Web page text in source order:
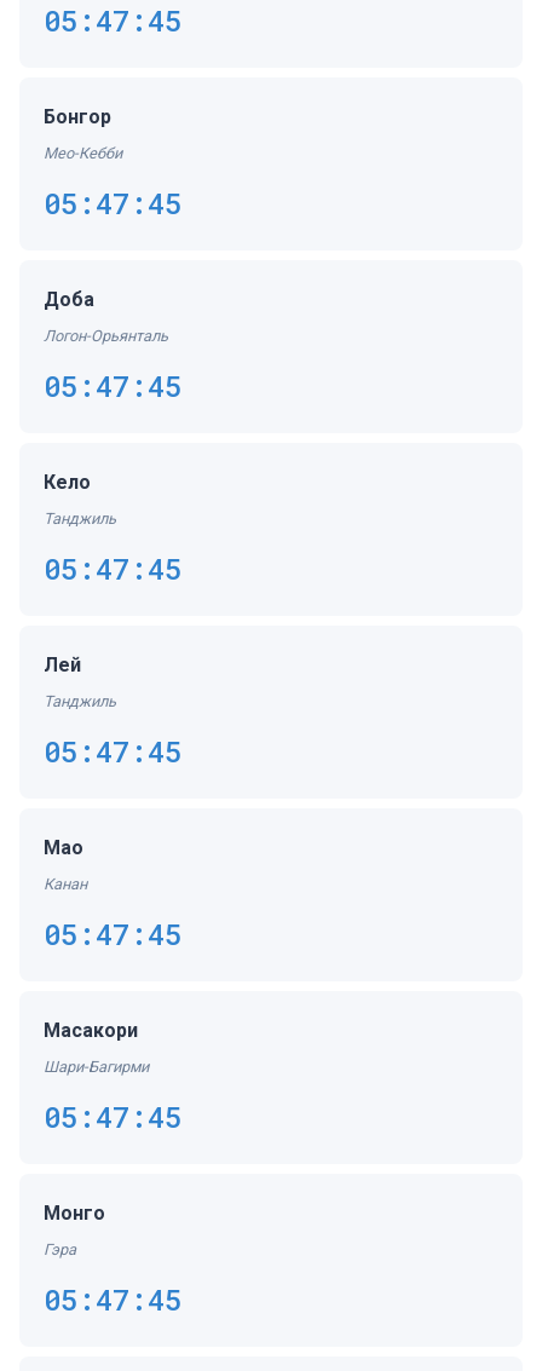
05:47:45
Бонгор
Мео-Кебби
05:47:45
Доба
Логон-Орьянталь
05:47:45
Кело
Танджиль
05:47:45
Лей
Танджиль
05:47:45
Мао
Канан
05:47:45
Масакори
Шари-Багирми
05:47:45
Монго
Гэра
05:47:45